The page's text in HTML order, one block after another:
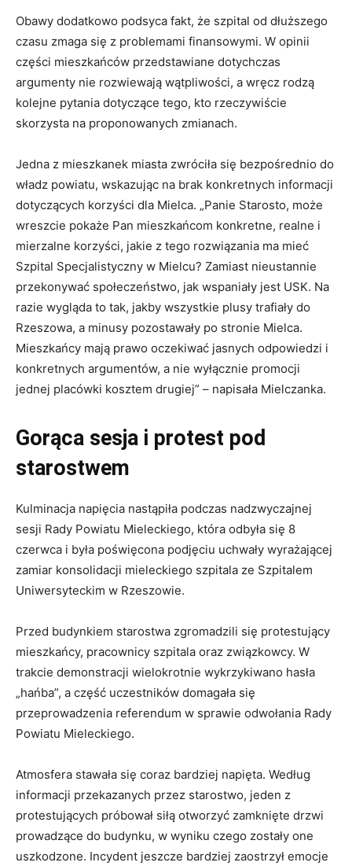
Obawy dodatkowo podsyca fakt, że szpital od dłuższego
czasu zmaga się z problemami finansowymi. W opinii
części mieszkańców przedstawiane dotychczas
argumenty nie rozwiewają wątpliwości, a wręcz rodzą
kolejne pytania dotyczące tego, kto rzeczywiście
skorzysta na proponowanych zmianach.
Jedna z mieszkanek miasta zwróciła się bezpośrednio do
władz powiatu, wskazując na brak konkretnych informacji
dotyczących korzyści dla Mielca. „Panie Starosto, może
wreszcie pokaże Pan mieszkańcom konkretne, realne i
mierzalne korzyści, jakie z tego rozwiązania ma mieć
Szpital Specjalistyczny w Mielcu? Zamiast nieustannie
przekonywać społeczeństwo, jak wspaniały jest USK. Na
razie wygląda to tak, jakby wszystkie plusy trafiały do
Rzeszowa, a minusy pozostawały po stronie Mielca.
Mieszkańcy mają prawo oczekiwać jasnych odpowiedzi i
konkretnych argumentów, a nie wyłącznie promocji
jednej placówki kosztem drugiej” – napisała Mielczanka.
Gorąca sesja i protest pod
starostwem
Kulminacja napięcia nastąpiła podczas nadzwyczajnej
sesji Rady Powiatu Mieleckiego, która odbyła się 8
czerwca i była poświęcona podjęciu uchwały wyrażającej
zamiar konsolidacji mieleckiego szpitala ze Szpitalem
Uniwersyteckim w Rzeszowie.
Przed budynkiem starostwa zgromadzili się protestujący
mieszkańcy, pracownicy szpitala oraz związkowcy. W
trakcie demonstracji wielokrotnie wykrzykiwano hasła
„hańba”, a część uczestników domagała się
przeprowadzenia referendum w sprawie odwołania Rady
Powiatu Mieleckiego.
Atmosfera stawała się coraz bardziej napięta. Według
informacji przekazanych przez starostwo, jeden z
protestujących próbował siłą otworzyć zamknięte drzwi
prowadzące do budynku, w wyniku czego zostały one
uszkodzone. Incydent jeszcze bardziej zaostrzył emocje